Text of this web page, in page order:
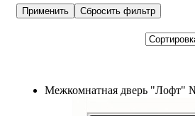
Межкомнатная дверь "Лофт"